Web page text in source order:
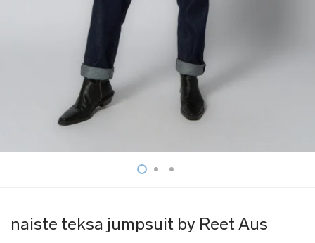
naiste teksa jumpsuit by Reet Aus